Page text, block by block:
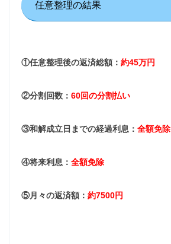
任意整理の結果
①任意整理後の返済総額： 約45万円
②分割回数： 60回の分割払い
③和解成立日までの経過利息： 全額免除
④将来利息： 全額免除
⑤月々の返済額： 約7500円